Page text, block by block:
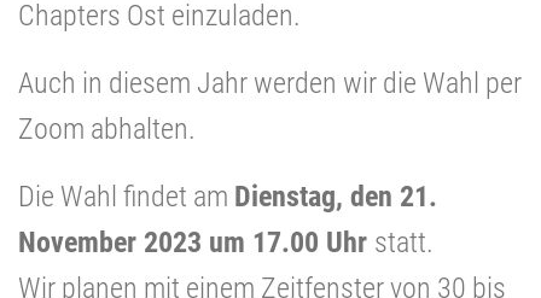
Chapters Ost einzuladen.
Auch in diesem Jahr werden wir die Wahl per
Zoom abhalten.
Die Wahl findet am Dienstag, den 21.
November 2023 um 17.00 Uhr statt.
Wir planen mit einem Zeitfenster von 30 bis